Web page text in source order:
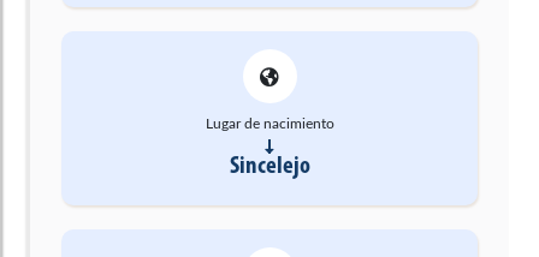
Lugar de nacimiento
Sincelejo